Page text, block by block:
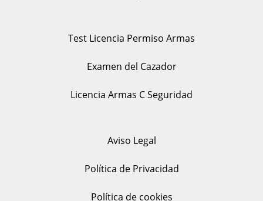
Test Licencia Permiso Armas
Examen del Cazador
Licencia Armas C Seguridad
Aviso Legal
Política de Privacidad
Política de cookies